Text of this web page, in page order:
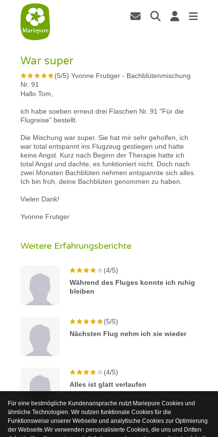
War super
(5/5)Yvonne Frutiger - Bachblütenmischung
Nr. 91
Hallo Tom,
ich habe soeben erneut drei Flaschen Nr. 91 "Für die
Flugreise" bestellt.
Die Mischung war super. Sie hat mir sehr geholfen, ich
war total entspannt ins Flugzeug gestiegen und hatte
keine Angst. Kurz nach Beginn der Therapie hatte ich
total Angst und dachte, es funktioniert nicht. Doch nach
zwei Monaten Bachblüten nehmen entspannte sich alles.
Ich bin froh, deine Bachblüten genommen zu haben.
Vielen Dank!
Yvonne Frutiger
Weitere Erfahrungsberichte
(4/5)
Während des Fluges konnte ich ruhig
bleiben
(5/5)
Nächsten Flug nehm ich sie wieder
(4/5)
Alles ist glatt verlaufen
Für eine bestmögliche Kundenansprache nutzt Mariepure Cookies und
ähnliche Technologien. Wir nutzen funktionale Cookies für die
Funktionsweise unserer Webseite und analytische Cookies zur Optimierung
der Webseite.Wir verwenden personalisierte Cookies, die uns und Dritten
Bachblüten sind kein Medikament sondern harmlose